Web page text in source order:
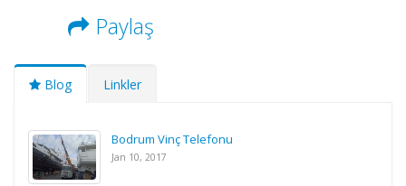
Paylaş
Blog Linkler
Bodrum Vinç Telefonu
Jan 10, 2017